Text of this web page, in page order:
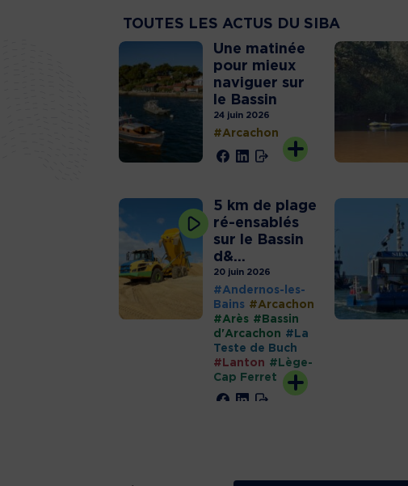
TOUTES LES ACTUS DU SIBA
Une matinée
pour mieux
naviguer sur
le Bassin
24 juin 2026
#Arcachon
5 km de plage
ré-ensablés
sur le Bassin
d&...
20 juin 2026
#Andernos-les-
Bains #Arcachon
#Arès #Bassin
d'Arcachon #La
Teste de Buch
#Lanton #Lège-
Cap Ferret